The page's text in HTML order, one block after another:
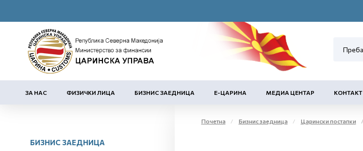
ЗА НАС ФИЗИЧКИ ЛИЦА БИЗНИС ЗАЕДНИЦА Е-ЦАРИНА МЕДИА ЦЕНТАР КОНТАКТ
БИЗНИС ЗАЕДНИЦА
Почетна Бизнис заедница Царински постапки